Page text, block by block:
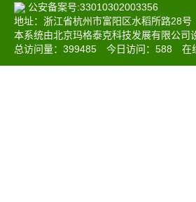
公安备案号:33010302003356
地址：浙江省杭州市富阳区水稻所路
本系统由北京玛格泰克科技发展有限公司
总访问量： 399485 今日访问： 588 在